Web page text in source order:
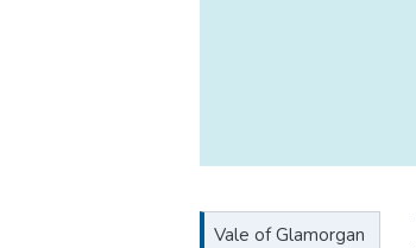
Vale of Glamorgan